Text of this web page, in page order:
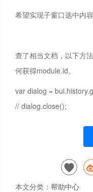
希望实现子窗口选中内
查了相当文档，以下方
何获得module.id。
var dialog =
// dialog.close();
本文分类： 帮助中心